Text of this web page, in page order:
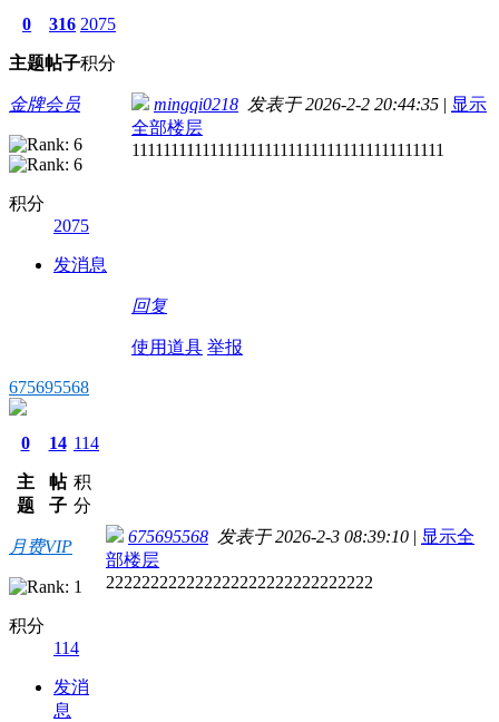
0
主题
316
帖子
2075
积分
金牌会员
积分
2075
发消息
mingqi0218 发表于 2026-2-2 20:44:35 | 显示
全部楼层
1111111111111111111111111111111111111111
回复
使用道具 举报
675695568
0
主
题
14
帖
子
114
积
分
月费VIP
积分
114
发消
息
675695568 发表于 2026-2-3 08:39:10 | 显示全
部楼层
222222222222222222222222222222